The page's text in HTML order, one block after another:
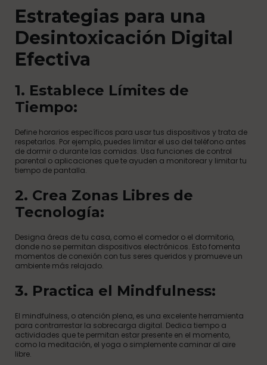
Estrategias para una
Desintoxicación Digital
Efectiva
1. Establece Límites de
Tiempo:
Define horarios específicos para usar tus dispositivos y trata de
respetarlos. Por ejemplo, puedes limitar el uso del teléfono antes
de dormir o durante las comidas. Usa funciones de control
parental o aplicaciones que te ayuden a monitorear y limitar tu
tiempo de pantalla.
2. Crea Zonas Libres de
Tecnología:
Designa áreas de tu casa, como el comedor o el dormitorio,
donde no se permitan dispositivos electrónicos. Esto fomenta
momentos de conexión con tus seres queridos y promueve un
ambiente más relajado.
3. Practica el Mindfulness:
El mindfulness, o atención plena, es una excelente herramienta
para contrarrestar la sobrecarga digital. Dedica tiempo a
actividades que te permitan estar presente en el momento,
como la meditación, el yoga o simplemente caminar al aire
libre.